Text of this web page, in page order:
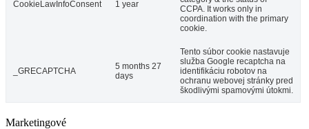
CookieLawInfoConsent 1 year
CCPA. It works only in
coordination with the primary
cookie.
_GRECAPTCHA
5 months 27
days
Tento súbor cookie nastavuje
služba Google recaptcha na
identifikáciu robotov na
ochranu webovej stránky pred
škodlivými spamovými útokmi.
Marketingové